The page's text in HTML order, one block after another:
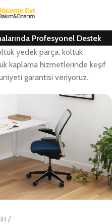
Profesyonel Destek
yedek parça, koltuk
kaplama hizmetlerinde keşif
garantisi veriyoruz.